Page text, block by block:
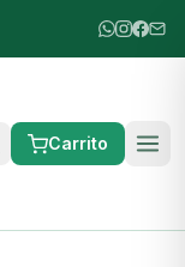
Carrito